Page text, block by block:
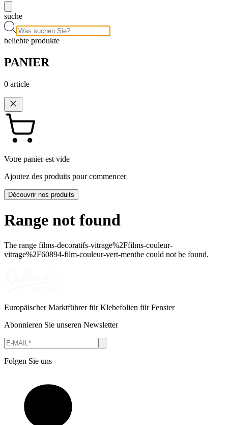
suche
beliebte produkte
PANIER
0 article
Votre panier est vide
Ajoutez des produits pour commencer
Découvrir nos produits
Range not found
The range films-decoratifs-vitrage%2Ffilms-couleur-
vitrage%2F60894-film-couleur-vert-menthe could not be found.
Europäischer Marktführer für Klebefolien für Fenster
Abonnieren Sie unseren Newsletter
Folgen Sie uns